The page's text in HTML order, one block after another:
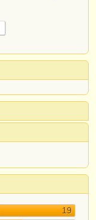
19